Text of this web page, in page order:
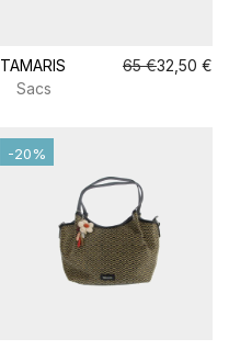
TAMARIS 65 €32,50 €
Sacs
-20%